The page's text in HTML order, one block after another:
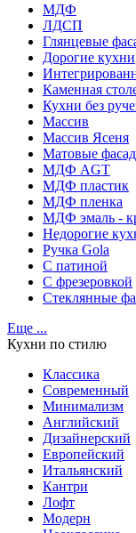
МДФ
ЛДСП
Глянцевые
Дорогие кухни
Каменная
Кухни без
Массив
Массив Ясеня
Матовые
МДФ AGT
МДФ пластик
МДФ пленка
МДФ эмаль -
Недорогие
Ручка Gola
С патиной
С фрезеровкой
Стеклянные
Еще ...
Кухни по стилю
Классика
Современный
Минимализм
Английский
Дизайнерский
Европейский
Итальянский
Кантри
Лофт
Модерн